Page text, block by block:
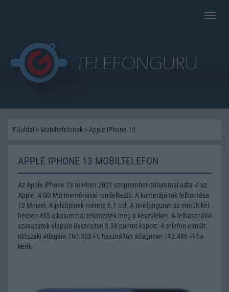
Toggle
Főoldal > Mobiltelefonok > Apple iPhone 13
APPLE IPHONE 13 MOBILTELEFON
Az Apple iPhone 13 telefont 2021 szeptember dátummal adta ki az
Apple. 4 GB MB memóriával rendelkezik. A kamerájának felbontása
12 Mpixel. Kijelzőjének mérete 6.1 col. A telefongurun az elmúlt két
hétben 455 alkalommal tekintették meg a készüléket. A felhasználói
szavazatok alapján összesítve 3.38 pontot kapott. A telefon elmúlt
időszaki átlagára 160.353 Ft, használtan átlagosan 112.486 Ft-ba
kerül.